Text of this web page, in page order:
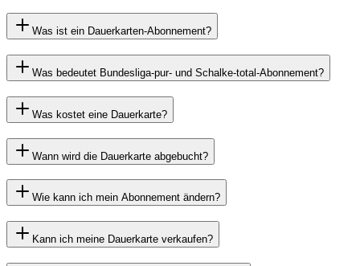
Was ist ein Dauerkarten-Abonnement?
Was bedeutet Bundesliga-pur- und Schalke-total-Abonnement?
Was kostet eine Dauerkarte?
Wann wird die Dauerkarte abgebucht?
Wie kann ich mein Abonnement ändern?
Kann ich meine Dauerkarte verkaufen?